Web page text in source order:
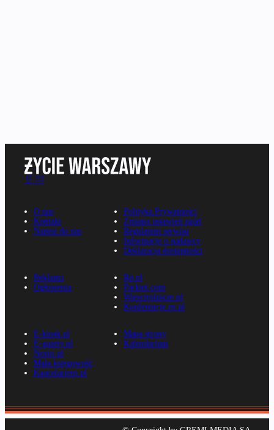
O nas
Kontakt
Napisz do nas
Polityka Prywatności
Zmiana ustawień zgód
Regulamin serwisu
Informacje o nadawcy
Deklaracja dostępności
Reklama
Ogłoszenia
Rp.pl
Parkiet.com
Wiescirolnicze.pl
Konferencje.rp.pl
E-kiosk.pl
E-gazety.pl
Nexto.pl
Mała księgowość
Kancelarierp.pl
Mapa strony
Kalendarium